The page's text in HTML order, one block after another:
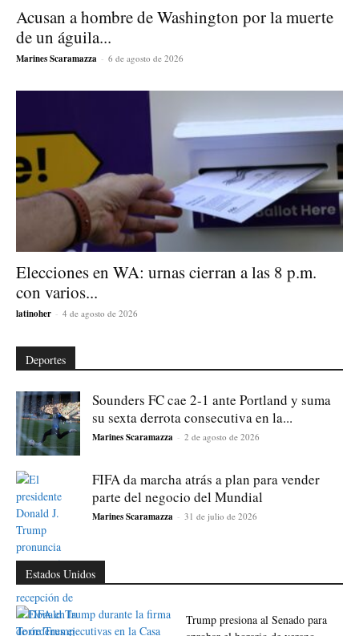
Acusan a hombre de Washington por la muerte
de un águila...
Marines Scaramazza - 6 de agosto de 2026
Elecciones en WA: urnas cierran a las 8 p.m.
con varios...
latinoher - 4 de agosto de 2026
Deportes
Sounders FC cae 2-1 ante Portland y suma
su sexta derrota consecutiva en la...
Marines Scaramazza - 2 de agosto de 2026
FIFA da marcha atrás a plan para vender
parte del negocio del Mundial
Marines Scaramazza - 31 de julio de 2026
Estados Unidos
Trump presiona al Senado para